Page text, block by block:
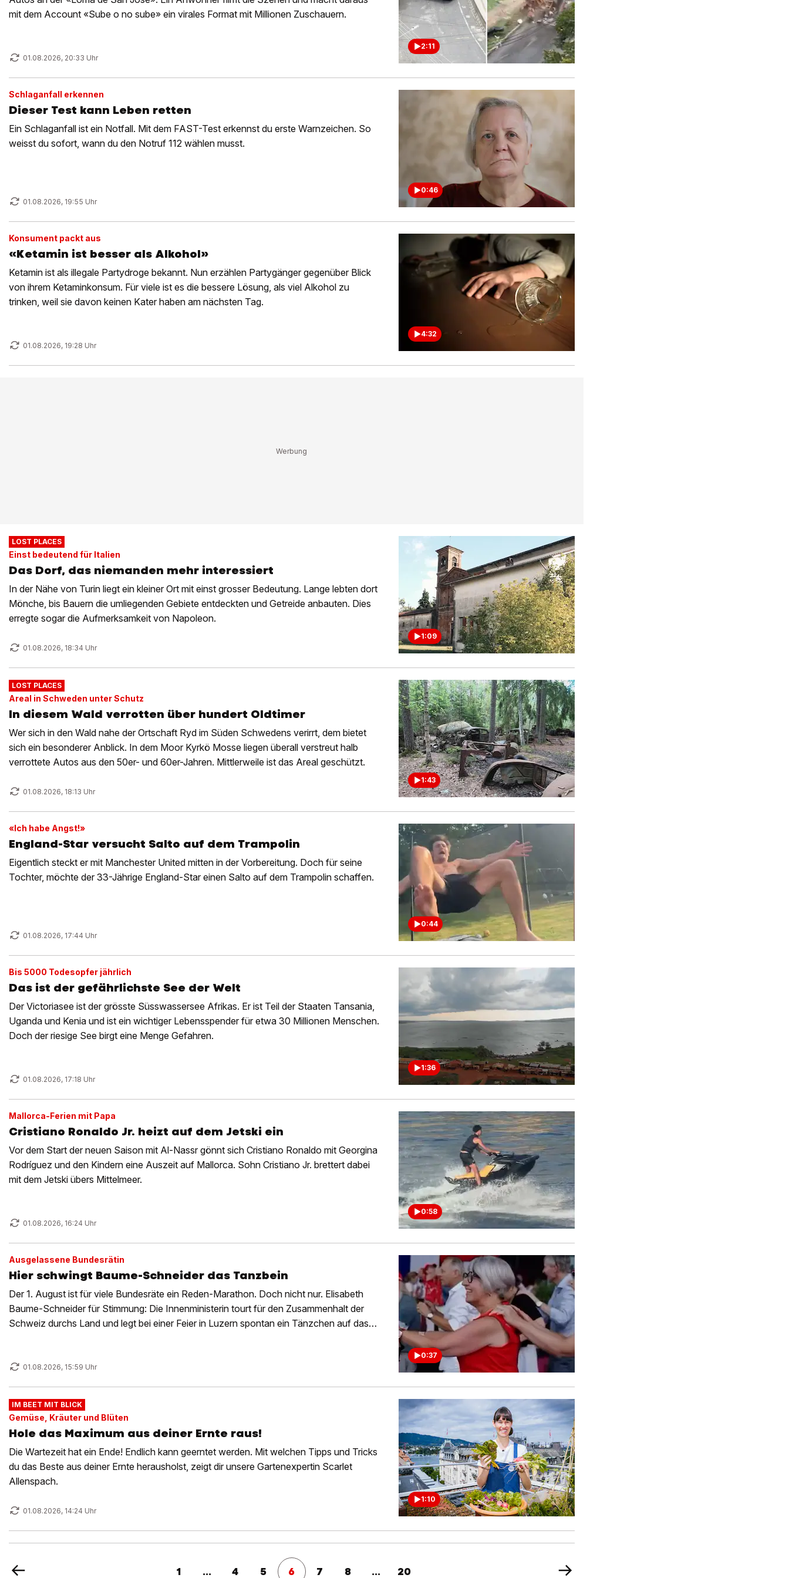
mit dem Account «Sube o no sube» ein virales Format mit Millionen Zuschauern.
01.08.2026, 20:33 Uhr
2:11
Schlaganfall erkennen
Dieser Test kann Leben retten
Ein Schlaganfall ist ein Notfall. Mit dem FAST-Test erkennst du erste Warnzeichen. So
weisst du sofort, wann du den Notruf 112 wählen musst.
01.08.2026, 19:55 Uhr
0:46
Konsument packt aus
«Ketamin ist besser als Alkohol»
Ketamin ist als illegale Partydroge bekannt. Nun erzählen Partygänger gegenüber Blick
von ihrem Ketaminkonsum. Für viele ist es die bessere Lösung, als viel Alkohol zu
trinken, weil sie davon keinen Kater haben am nächsten Tag.
01.08.2026, 19:28 Uhr
4:32
LOST PLACES
Einst bedeutend für Italien
Das Dorf, das niemanden mehr interessiert
In der Nähe von Turin liegt ein kleiner Ort mit einst grosser Bedeutung. Lange lebten dort
Mönche, bis Bauern die umliegenden Gebiete entdeckten und Getreide anbauten. Dies
erregte sogar die Aufmerksamkeit von Napoleon.
01.08.2026, 18:34 Uhr
1:09
LOST PLACES
Areal in Schweden unter Schutz
In diesem Wald verrotten über hundert Oldtimer
Wer sich in den Wald nahe der Ortschaft Ryd im Süden Schwedens verirrt, dem bietet
sich ein besonderer Anblick. In dem Moor Kyrkö Mosse liegen überall verstreut halb
verrottete Autos aus den 50er- und 60er-Jahren. Mittlerweile ist das Areal geschützt.
01.08.2026, 18:13 Uhr
1:43
«Ich habe Angst!»
England-Star versucht Salto auf dem Trampolin
Eigentlich steckt er mit Manchester United mitten in der Vorbereitung. Doch für seine
Tochter, möchte der 33-Jährige England-Star einen Salto auf dem Trampolin schaffen.
01.08.2026, 17:44 Uhr
0:44
Bis 5000 Todesopfer jährlich
Das ist der gefährlichste See der Welt
Der Victoriasee ist der grösste Süsswassersee Afrikas. Er ist Teil der Staaten Tansania,
Uganda und Kenia und ist ein wichtiger Lebensspender für etwa 30 Millionen Menschen.
Doch der riesige See birgt eine Menge Gefahren.
01.08.2026, 17:18 Uhr
1:36
Mallorca-Ferien mit Papa
Cristiano Ronaldo Jr. heizt auf dem Jetski ein
Vor dem Start der neuen Saison mit Al-Nassr gönnt sich Cristiano Ronaldo mit Georgina
Rodríguez und den Kindern eine Auszeit auf Mallorca. Sohn Cristiano Jr. brettert dabei
mit dem Jetski übers Mittelmeer.
01.08.2026, 16:24 Uhr
0:58
Ausgelassene Bundesrätin
Hier schwingt Baume-Schneider das Tanzbein
Der 1. August ist für viele Bundesräte ein Reden-Marathon. Doch nicht nur. Elisabeth
Baume-Schneider für Stimmung: Die Innenministerin tourt für den Zusammenhalt der
Schweiz durchs Land und legt bei einer Feier in Luzern spontan ein Tänzchen auf das
01.08.2026, 15:59 Uhr
0:37
IM BEET MIT BLICK
Gemüse, Kräuter und Blüten
Hole das Maximum aus deiner Ernte raus!
Die Wartezeit hat ein Ende! Endlich kann geerntet werden. Mit welchen Tipps und Tricks
du das Beste aus deiner Ernte herausholst, zeigt dir unsere Gartenexpertin Scarlet
Allenspach.
01.08.2026, 14:24 Uhr
1:10
1 ... 4 5 6 7 8 ... 20